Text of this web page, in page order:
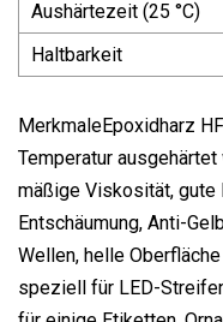
Aushärtezeit (25 °C)
Haltbarkeit
MerkmaleEpoxidharz
Temperatur
mäßige Viskosität, gute
Entschäumung, Anti-
Wellen, helle
speziell für LED-